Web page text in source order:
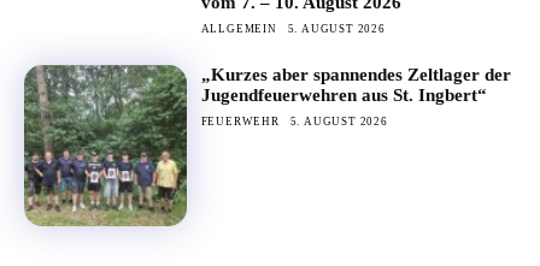
ALLGEMEIN 5. AUGUST 2026
„Kurzes aber spannendes Zeltlager der
Jugendfeuerwehren aus St. Ingbert“
FEUERWEHR 5. AUGUST 2026